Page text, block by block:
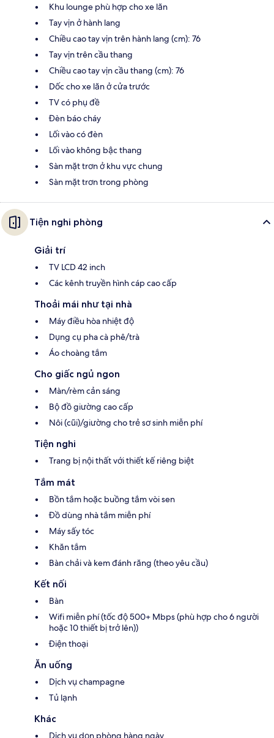
Khu lounge phù hợp cho xe lăn
Tay vịn ở hành lang
Chiều cao tay vịn trên hành lang (cm): 76
Tay vịn trên cầu thang
Chiều cao tay vịn cầu thang (cm): 76
Dốc cho xe lăn ở cửa trước
TV có phụ đề
Đèn báo cháy
Lối vào có đèn
Lối vào không bậc thang
Sàn mặt trơn ở khu vực chung
Sàn mặt trơn trong phòng
Tiện nghi phòng
Giải trí
TV LCD 42 inch
Các kênh truyền hình cáp cao cấp
Thoải mái như tại nhà
Máy điều hòa nhiệt độ
Dụng cụ pha cà phê/trà
Áo choàng tắm
Cho giấc ngủ ngon
Màn/rèm cản sáng
Bộ đồ giường cao cấp
Nôi (cũi)/giường cho trẻ sơ sinh miễn phí
Tiện nghi
Trang bị nội thất với thiết kế riêng biệt
Tắm mát
Bồn tắm hoặc buồng tắm vòi sen
Đồ dùng nhà tắm miễn phí
Máy sấy tóc
Khăn tắm
Bàn chải và kem đánh răng (theo yêu cầu)
Kết nối
Bàn
Wifi miễn phí (tốc độ 500+ Mbps (phù hợp cho 6 người
hoặc 10 thiết bị trở lên))
Điện thoại
Ăn uống
Dịch vụ champagne
Tủ lạnh
Khác
Dịch vụ dọn phòng hàng ngày